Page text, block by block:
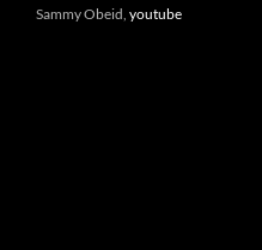
Sammy Obeid, youtube